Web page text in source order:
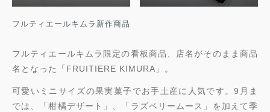
フルティエールキムラ新作商品
フルティエールキムラ限定の看板商品、店名がそのまま商品
名となった「FRUITIERE KIMURA」。
可愛いミニサイズの果実菓子でお手土産に人気です。9月ま
では、「柑橘デザート」、「ラズベリームース」を加えて季
お知らせ
ブログ
並び順